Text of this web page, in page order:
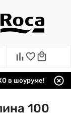
в шоуруме!
100